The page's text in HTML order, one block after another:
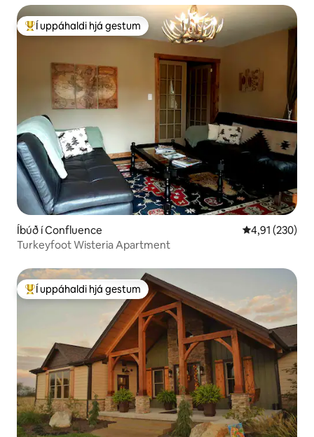
Í mestu uppáhaldi hjá gestum
Í uppáhaldi hjá gestum
Íbúð í Confluence 4,91 af 5 í
4,91 (230)
Turkeyfoot Wisteria Apartment
Í mestu uppáhaldi hjá gestum
Í uppáhaldi hjá gestum